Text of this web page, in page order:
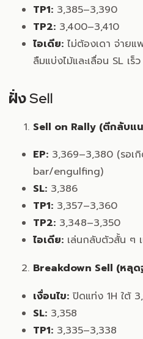
TP1: 3,385–3,390
TP2: 3,400–3,410
ไอเดีย: ไม่ต้องเดา จ่าย
ลืมแบ่งไม้และเลื่อน SL เร็ว
ฝั่ง Sell
Sell on Rally (ตีกลับแ
EP: 3,369–3,380 (รอเ
bar/engulfing)
SL: 3,386
TP1: 3,357–3,360
TP2: 3,348–3,350
ไอเดีย: เล่นกลับตัวสั้น ๆ
Breakdown Sell (หลุด
เงื่อนไข: ปิดแท่ง 1H ใต้
SL: 3,358
TP1: 3,335–3,338